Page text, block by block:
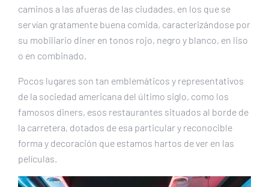
caminos a las afueras de las ciudades, en los que se
servían gratamente buena comida, caracterizándose por
su mobiliario diner en tonos rojo, negro y blanco, en liso
o en combinado.
Pocos lugares son tan emblemáticos y representativos
de la sociedad americana del último siglo, como los
famosos diners, esos restaurantes situados al borde de
la carretera, dotados de esa particular y reconocible
forma y decoración que estamos hartos de ver en las
películas.